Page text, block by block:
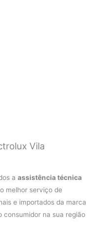
Vila
aassistência técnica
melhor serviço de
e importados da marca
consumidor na sua região